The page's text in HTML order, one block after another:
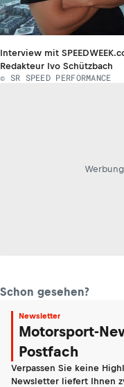
Interview mit
Redakteur Ivo Schützbach
© SR SPEED PERFORMANCE
Werbung
Schon gesehen?
Newsletter
Motorsport-
Postfach
Verpassen Sie keine
Newsletter liefert Ihnen